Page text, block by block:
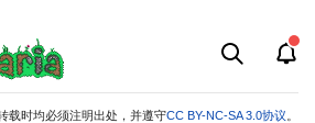
载时均必须注明出处，并遵守CC BY-NC-SA 3.0协议